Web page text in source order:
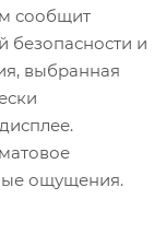
сообщит
безопасности и
выбранная
ощущения.